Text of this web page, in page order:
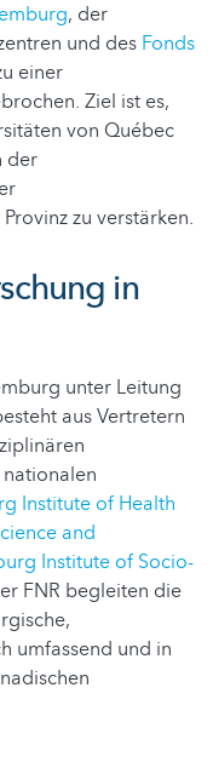
, der
und des Fonds
einer
Ziel ist es,
von Québec
der
zu verstärken.
in
unter Leitung
aus Vertretern
Institute of Health
and
Institute of Socio-
FNR begleiten die
umfassend und in